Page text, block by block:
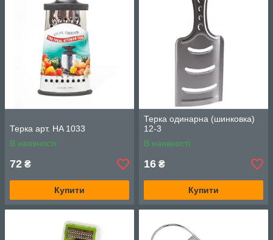
Терка арт. HA 1033
В наявності
72 ₴
Купити
Терка одинарна (шинковка)
12-3
В наявності
16 ₴
Купити